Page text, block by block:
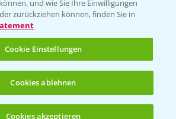
346 564 1
30-20220
und wie Sie Ihre Einwilligungen
zurückziehen können, finden Sie in
Cookie Einstellungen
Cookies ablehnen
Cookies akzeptieren